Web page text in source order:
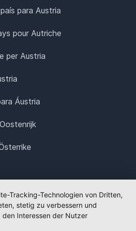
para Austria
pour Autriche
per Austria
Áustria
Tracking-Technologien von Dritten,
stetig zu verbessern und
Interessen der Nutzer